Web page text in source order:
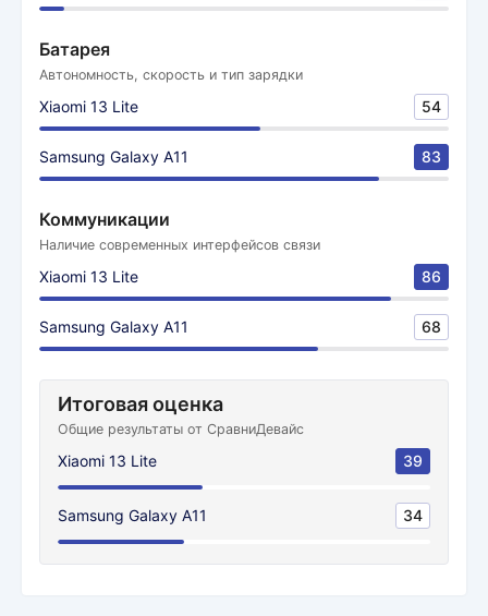
Батарея
Автономность, скорость и тип зарядки
Xiaomi 13 Lite 54
Samsung Galaxy A11 83
Коммуникации
Наличие современных интерфейсов связи
Xiaomi 13 Lite 86
Samsung Galaxy A11 68
Итоговая оценка
Общие результаты от СравниДевайс
Xiaomi 13 Lite 39
Samsung Galaxy A11 34